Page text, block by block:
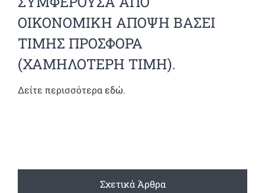
ΟΙΚΟΝΟΜΙΚΗ ΑΠΟΨΗ ΒΑΣΕΙ
ΤΙΜΗΣ ΠΡΟΣΦΟΡΑ
(ΧΑΜΗΛΟΤΕΡΗ ΤΙΜΗ).
Δείτε περισσότεραεδώ.
Σχετικά Άρθρα